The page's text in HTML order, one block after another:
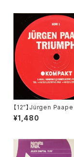
【12”】Jürgen
ph (Kompakt) (KOM
¥1,480